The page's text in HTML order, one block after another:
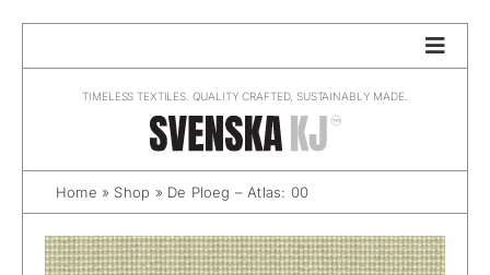
TIMELESS TEXTILES. QUALITY CRAFTED, SUSTAINABLY MADE.
Home » Shop » De Ploeg – Atlas: 00